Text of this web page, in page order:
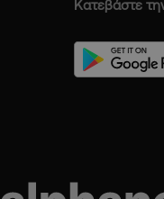
Κατεβάστε